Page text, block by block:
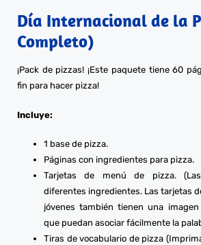
Día Internacional de la
Completo)
¡Pack de pizzas! ¡Este paquete tiene 60
fin para hacer pizza!
Incluye:
1 base de pizza.
Páginas con ingredientes para pizza.
Tarjetas de menú de pizza.
diferentes ingredientes. Las tarjetas
jóvenes también tienen una
que puedan asociar fácilmente la
Tiras de vocabulario de pizza